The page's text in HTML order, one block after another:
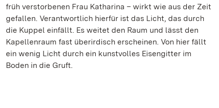
früh verstorbenen Frau Katharina – wirkt wie aus der Zeit
gefallen. Verantwortlich hierfür ist das Licht, das durch
die Kuppel einfällt. Es weitet den Raum und lässt den
Kapellenraum fast überirdisch erscheinen. Von hier fällt
ein wenig Licht durch ein kunstvolles Eisengitter im
Boden in die Gruft.